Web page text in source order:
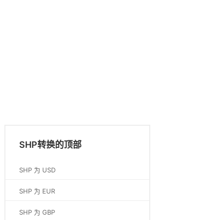
SHP转换的顶部
SHP 为 USD
SHP 为 EUR
SHP 为 GBP